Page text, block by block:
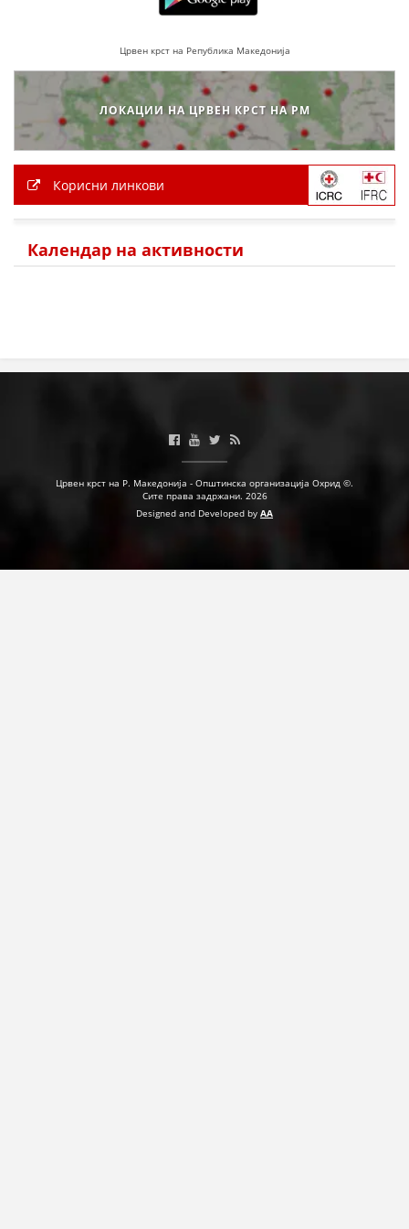
ЗДРАВСТВЕНО ПРЕВЕНТИВНА ДЕЈНОСТ
ПРВА ПОМОШ
ПРИРАЧНИЦИ
СТРАТЕГИИ
Црвен крст на Република Македонија
ЛОКАЦИИ НА ЦРВЕН КРСТ НА РМ
Корисни линкови
Календар на активности
Црвен крст на Р. Македонија - Општинска организација Охрид ©.
Сите права задржани. 2026
Designed and Developed by AA